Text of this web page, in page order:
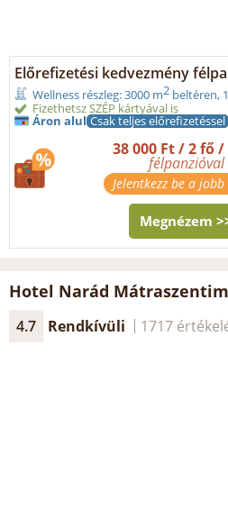
Előrefizetési kedvezmény
Wellness részleg: 3000 m2 beltéren,
Fizethetsz SZÉP kártyával is
Áron alul Csak teljes előrefizetéssel
38 000 Ft / 2 fő
félpanzióval
Jelentkezz be a
Megnézem
Hotel Narád
4.7 Rendkívüli 1717